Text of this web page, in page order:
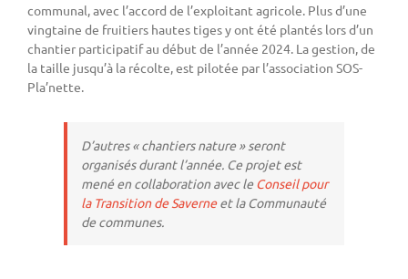
communal, avec l’accord de l’exploitant agricole. Plus d’une
vingtaine de fruitiers hautes tiges y ont été plantés lors d’un
chantier participatif au début de l’année 2024. La gestion, de
la taille jusqu’à la récolte, est pilotée par l’association SOS-
Pla’nette.
D’autres « chantiers nature » seront
organisés durant l’année. Ce projet est
mené en collaboration avec leConseil pour
la Transition de Saverneet la Communauté
de communes.